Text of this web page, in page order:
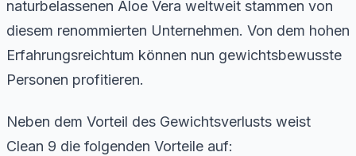
naturbelassenen Aloe Vera weltweit stammen von
diesem renommierten Unternehmen. Von dem hohen
Erfahrungsreichtum können nun gewichtsbewusste
Personen profitieren.
Neben dem Vorteil des Gewichtsverlusts weist
Clean 9 die folgenden Vorteile auf: